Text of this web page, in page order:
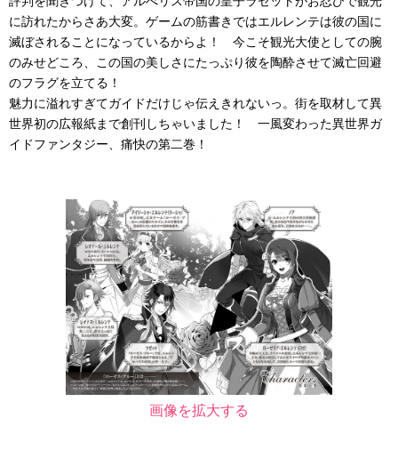
に訪れたからさあ大変。ゲームの筋書きではエルレンテは彼の国に
滅ぼされることになっているからよ！ 今こそ観光大使としての腕
のみせどころ、この国の美しさにたっぷり彼を陶酔させて滅亡回避
のフラグを立てる！
魅力に溢れすぎてガイドだけじゃ伝えきれないっ。街を取材して異
世界初の広報紙まで創刊しちゃいました！ 一風変わった異世界ガ
イドファンタジー、痛快の第二巻！
画像を拡大する